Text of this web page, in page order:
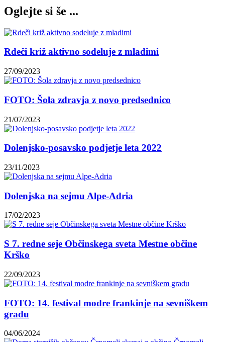
Oglejte si še ...
Rdeči križ aktivno sodeluje z mladimi
27/09/2023
FOTO: Šola zdravja z novo predsednico
21/07/2023
Dolenjsko-posavsko podjetje leta 2022
23/11/2023
Dolenjska na sejmu Alpe-Adria
17/02/2023
S 7. redne seje Občinskega sveta Mestne občine
Krško
22/09/2023
FOTO: 14. festival modre frankinje na sevniškem
gradu
04/06/2024